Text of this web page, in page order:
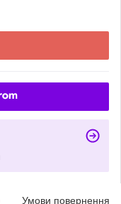
Умови повернення